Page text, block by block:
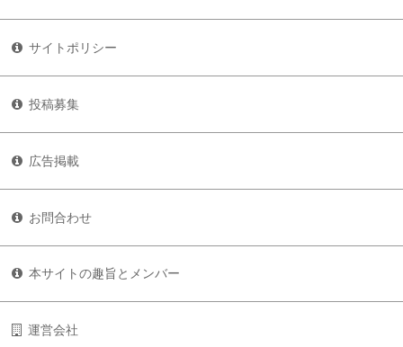
サイトポリシー
投稿募集
広告掲載
お問合わせ
本サイトの趣旨とメンバー
運営会社